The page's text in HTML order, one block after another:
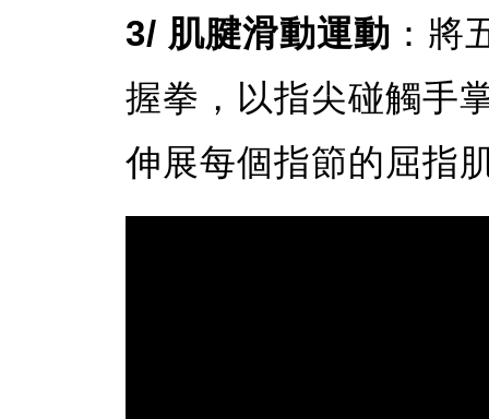
3/ 肌腱滑動運動 ：將
握拳，以指尖碰觸手
伸展每個指節的屈指